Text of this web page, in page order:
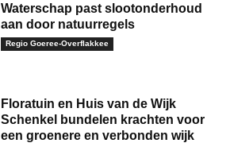
Waterschap past slootonderhoud
aan door natuurregels
Regio Goeree-Overflakkee
Floratuin en Huis van de Wijk
Schenkel bundelen krachten voor
een groenere en verbonden wijk